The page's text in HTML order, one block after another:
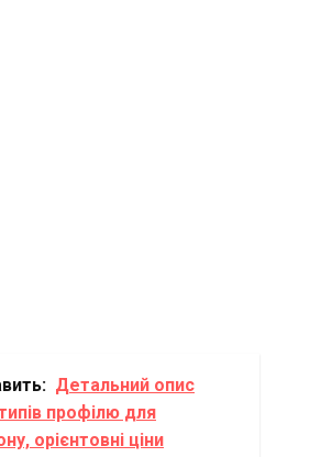
Детальний опис
типів профілю для
орієнтовні ціни